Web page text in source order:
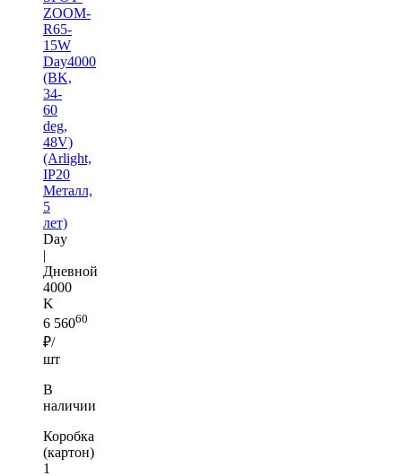
ZOOM-
R65-
15W
Day4000
(BK,
34-
60
deg,
48V)
(Arlight,
IP20
Металл,
5
лет)
Day
|
Дневной
4000
K
6 56060
₽/
шт
В
наличии
Коробка
(картон)
1